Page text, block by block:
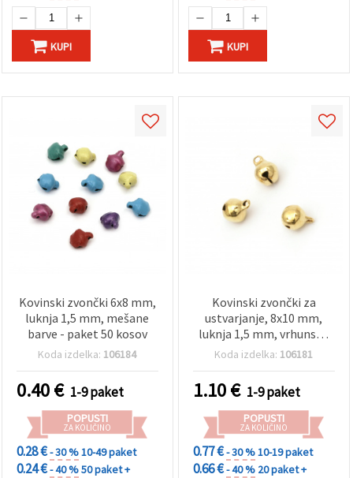
KUPI KUPI
Kovinski zvončki 6x8 mm,
luknja 1,5 mm, mešane
barve - paket 50 kosov
Koda izdelka: 106184
0.40€ 1-9 paket
POPUSTI
ZA KOLIČINO
0.28 €- 30 %10-49 paket
0.24 €- 40 %50 paket +
Kovinski zvončki za
ustvarjanje, 8x10 mm,
luknja 1,5 mm, vrhunska
kakovost, zlata barva – 20
Koda izdelka: 106181
1.10€ 1-9 paket
POPUSTI
ZA KOLIČINO
0.77 €- 30 %10-19 paket
0.66 €- 40 % 20 paket +